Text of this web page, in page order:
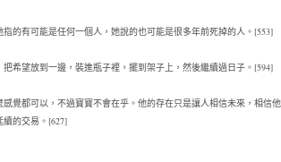
的有可能是任何一個人，她說的也可能是很多年前死掉的人。[553]
希望放到一邊，裝進瓶子裡，擺到架子上，然後繼續過日子。[594]
覺都可以，不過寶寶不會在乎。他的存在只是讓人相信未來，相信
的交易。[627]